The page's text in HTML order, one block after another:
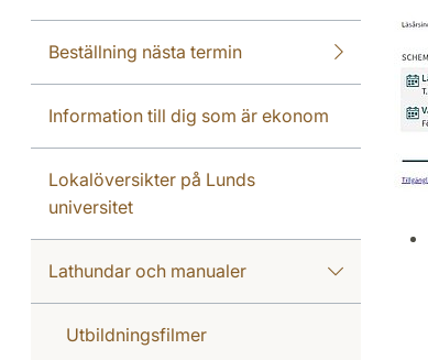
Beställning nästa termin
Information till dig som är ekonom
Lokalöversikter på Lunds
universitet
Lathundar och manualer
Utbildningsfilmer